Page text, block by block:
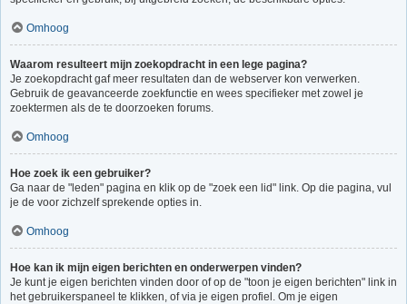
Omhoog
Waarom resulteert mijn zoekopdracht in een lege pagina?
Je zoekopdracht gaf meer resultaten dan de webserver kon verwerken.
Gebruik de geavanceerde zoekfunctie en wees specifieker met zowel je
zoektermen als de te doorzoeken forums.
Omhoog
Hoe zoek ik een gebruiker?
Ga naar de "leden" pagina en klik op de "zoek een lid" link. Op die pagina, vul
je de voor zichzelf sprekende opties in.
Omhoog
Hoe kan ik mijn eigen berichten en onderwerpen vinden?
Je kunt je eigen berichten vinden door of op de "toon je eigen berichten" link in
het gebruikerspaneel te klikken, of via je eigen profiel. Om je eigen